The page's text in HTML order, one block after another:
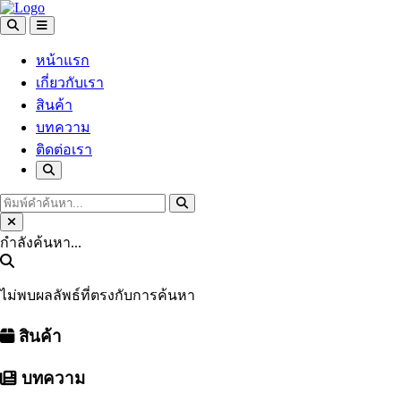
หน้าแรก
เกี่ยวกับเรา
สินค้า
บทความ
ติดต่อเรา
กำลังค้นหา...
ไม่พบผลลัพธ์ที่ตรงกับการค้นหา
สินค้า
บทความ